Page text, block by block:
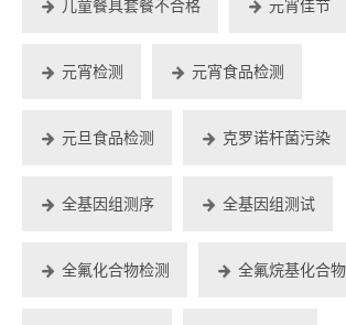
儿童餐具套餐不合格 元宵佳节
元宵检测 元宵食品检测
元旦食品检测 克罗诺杆菌污染
全基因组测序 全基因组测试
全氟化合物检测 全氟烷基化合物